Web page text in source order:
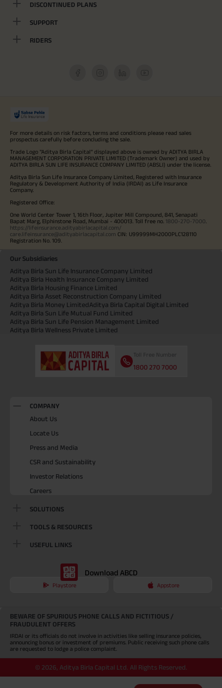
DISCONTINUED PLANS
SUPPORT
RIDERS
For more details on risk factors, terms and conditions please read sales
prospectus carefully before concluding the sale.
Trade Logo "Aditya Birla Capital" displayed above is owned by ADITYA BIRLA
MANAGEMENT CORPORATION PRIVATE LIMITED (Trademark Owner) and used by
ADITYA BIRLA SUN LIFE INSURANCE COMPANY LIMITED (ABSLI) under the license.
Aditya Birla Sun Life Insurance Company Limited, Registered with Insurance
Regulatory & Development Authority of India (IRDAI) as Life Insurance
Company.
Registered Office:
One World Center Tower 1, 16th Floor, Jupiter Mill Compound, 841, Senapati
Bapat Marg, Elphinstone Road, Mumbai - 400013. Toll free no. 1800-270-7000
https://lifeinsurance.adityabirlacapital.com/
care.lifeinsurance@adityabirlacapital.com CIN: U99999MH2000PLC128110
Registration No. 109.
Our Subsidiaries
Aditya Birla Sun Life Insurance Company Limited
Aditya Birla Health Insurance Company Limited
Aditya Birla Housing Finance Limited
Aditya Birla Asset Reconstruction Company Limited
Aditya Birla Money LimitedAditya Birla Capital Digital Limited
Aditya Birla Sun Life Mutual Fund Limited
Aditya Birla Sun Life Pension Management Limited
Aditya Birla Wellness Private Limited
Toll Free Number
1800 270 7000
COMPANY
About Us
Locate Us
Press and Media
CSR and Sustainability
Investor Relations
Careers
SOLUTIONS
TOOLS & RESOURCES
USEFUL LINKS
Download ABCD
Playstore Appstore
BEWARE OF SPURIOUS PHONE CALLS AND FICTITIOUS /
FRAUDULENT OFFERS
IRDAI or its officials do not involve in activities like selling insurance policies,
announcing bonus or investment of premiums. Public receiving such phone calls
are requested to lodge a police complaint.
© 2026, Aditya Birla Capital Ltd. All Rights Reserved.